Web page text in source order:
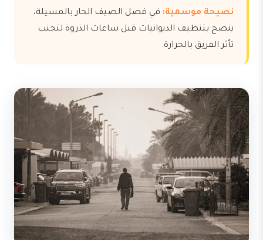
نصيحة موسمية: في فصل الصيف الحار بالمسيلة،
ينصح بتنظيف الديوانيات قبل ساعات الذروة لتجنب
تأثر الفريق بالحرارة.